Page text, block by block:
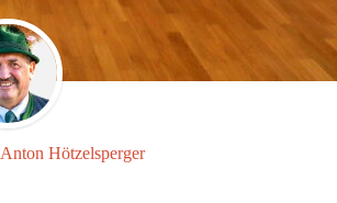
Anton Hötzelsperger